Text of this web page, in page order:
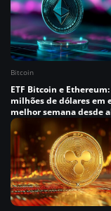
Bitcoin
ETF Bitcoin e
milhões de dólares em
melhor semana desde